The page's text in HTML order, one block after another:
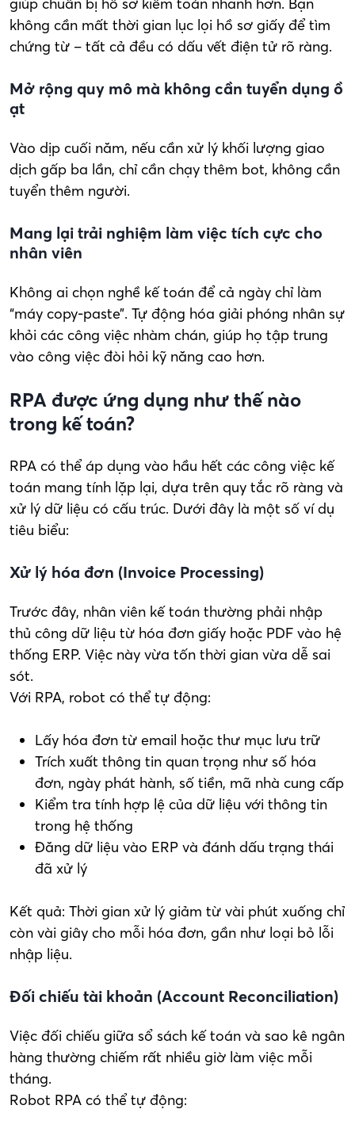
không cần mất thời gian lục lọi hồ sơ giấy để tìm
chứng từ – tất cả đều có dấu vết điện tử rõ ràng.
Mở rộng quy mô mà không cần tuyển dụng ồ
ạt
Vào dịp cuối năm, nếu cần xử lý khối lượng giao
dịch gấp ba lần, chỉ cần chạy thêm bot, không cần
tuyển thêm người.
Mang lại trải nghiệm làm việc tích cực cho
nhân viên
Không ai chọn nghề kế toán để cả ngày chỉ làm
“máy copy-paste”. Tự động hóa giải phóng nhân sự
khỏi các công việc nhàm chán, giúp họ tập trung
vào công việc đòi hỏi kỹ năng cao hơn.
RPA được ứng dụng như thế nào
trong kế toán?
RPA có thể áp dụng vào hầu hết các công việc kế
toán mang tính lặp lại, dựa trên quy tắc rõ ràng và
xử lý dữ liệu có cấu trúc. Dưới đây là một số ví dụ
tiêu biểu:
Xử lý hóa đơn (Invoice Processing)
Trước đây, nhân viên kế toán thường phải nhập
thủ công dữ liệu từ hóa đơn giấy hoặc PDF vào hệ
thống ERP. Việc này vừa tốn thời gian vừa dễ sai
sót.
Với RPA, robot có thể tự động:
Lấy hóa đơn từ email hoặc thư mục lưu trữ
Trích xuất thông tin quan trọng như số hóa
đơn, ngày phát hành, số tiền, mã nhà cung cấp
Kiểm tra tính hợp lệ của dữ liệu với thông tin
trong hệ thống
Đăng dữ liệu vào ERP và đánh dấu trạng thái
đã xử lý
Kết quả: Thời gian xử lý giảm từ vài phút xuống chỉ
còn vài giây cho mỗi hóa đơn, gần như loại bỏ lỗi
nhập liệu.
Đối chiếu tài khoản (Account Reconciliation)
Việc đối chiếu giữa sổ sách kế toán và sao kê ngân
hàng thường chiếm rất nhiều giờ làm việc mỗi
tháng.
Robot RPA có thể tự động: